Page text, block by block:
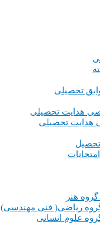
تحصیلی
هدایت تحصیلی
هدایت تحصیلی
تحصیل
هنر
ریاضی( فنی مهندسی)
علوم انسانی